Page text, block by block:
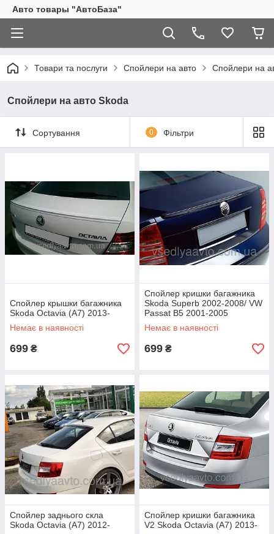
Авто товары "АвтоБаза"
Товари та послуги Спойлери на авто Спойлери на
Спойлери на авто Skoda
Сортування 0 Фільтри
Спойлер крышки багажника
Skoda Octavia (A7) 2013-
Немає в наявності
699 ₴
Спойлер кришки багажника
Skoda Superb 2002-2008/ VW
Passat B5 2001-2005
Немає в наявності
699 ₴
Спойлер заднього скла
Skoda Octavia (A7) 2012-
Спойлер кришки багажника
V2 Skoda Octavia (A7) 2013-